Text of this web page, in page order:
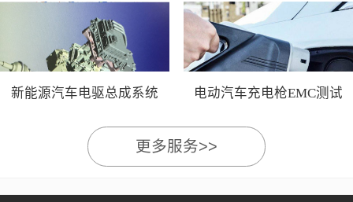
新能源汽车电驱总成系统
电动汽车充电枪EMC测试
更多服务>>